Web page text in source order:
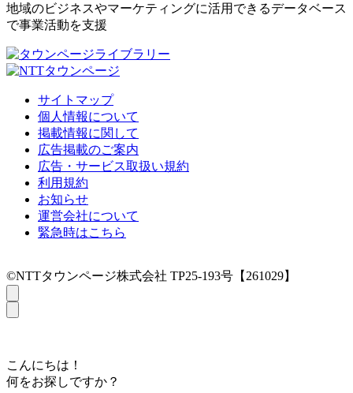
地域のビジネスやマーケティングに活用できるデータベース
で事業活動を支援
サイトマップ
個人情報について
掲載情報に関して
広告掲載のご案内
広告・サービス取扱い規約
利用規約
お知らせ
運営会社について
緊急時はこちら
©NTTタウンページ株式会社 TP25-193号【261029】
こんにちは！
何をお探しですか？